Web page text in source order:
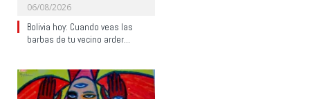
06/08/2026
Bolivia hoy: Cuando veas las
barbas de tu vecino arder…